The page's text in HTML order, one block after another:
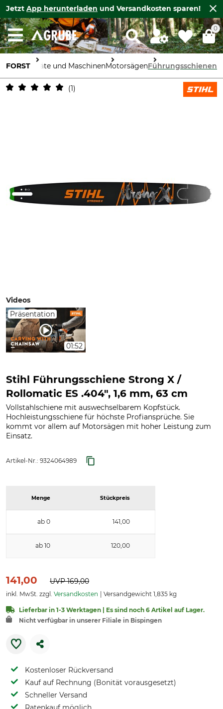
Jetzt App herunterladen und Versandkosten sparen!
0
FORSTGeräte und MaschinenMotorsägenFührungsschienen
1
Videos
Präsentation
01:52
Stihl Führungsschiene Strong X /
Rollomatic ES .404", 1,6 mm, 63 cm
Vollstahlschiene mit auswechselbarem Kopfstück.
Hochleistungsschiene für höchste Profiansprüche. Sie
kommt vor allem auf Motorsägen mit hoher Leistung zum
Einsatz.
Artikel-Nr.: 9324064989
Menge Stückpreis
ab 0 141,00
ab 10 120,00
141,00 UVP169,00
inkl. MwSt. zzgl. Versandkosten Versandgewicht 1,835 kg
Lieferbar in 1-3 Werktagen | Es sind noch 6 Artikel auf Lager.
Nicht verfügbar in unserer Filiale in Bispingen
Kostenloser Rückversand
Kauf auf Rechnung (Bonität vorausgesetzt)
Schneller Versand